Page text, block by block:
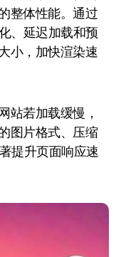
整体性能。通过
、延迟加载和预
小，加快渲染速
站若加载缓慢，
图片格式、压缩
提升页面响应速